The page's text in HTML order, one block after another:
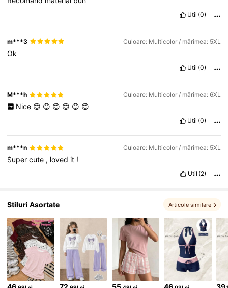
4,81
Util (0)
m***3 Culoare: Multicolor / mărimea: 5XL
Ok
Util (0)
M***h Culoare: Multicolor / mărimea: 6XL
Nice 😊 😊 😊 😊 😊 😊
Util (0)
m***n Culoare: Multicolor / mărimea: 5XL
Supercute , loved it !
Util (2)
Stiluri Asortate Articole similare